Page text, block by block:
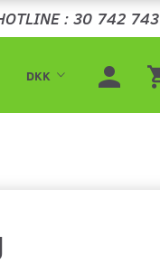
: 30 742 743
DKK